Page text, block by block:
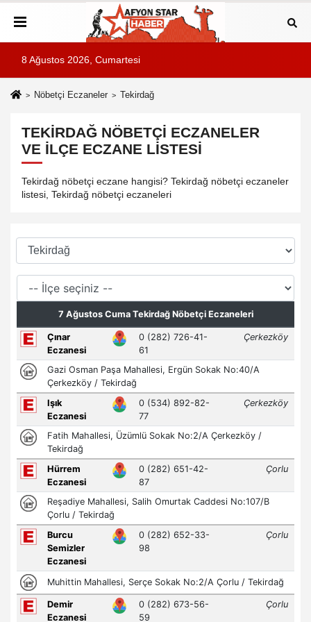
8 Ağustos 2026, Cumartesi
Nöbetçi Eczaneler Tekirdağ
TEKIRDAĞ NÖBETÇI ECZANELER
VE İLÇE ECZANE LISTESI
Tekirdağ nöbetçi eczane hangisi? Tekirdağ nöbetçi eczaneler
listesi, Tekirdağ nöbetçi eczaneleri